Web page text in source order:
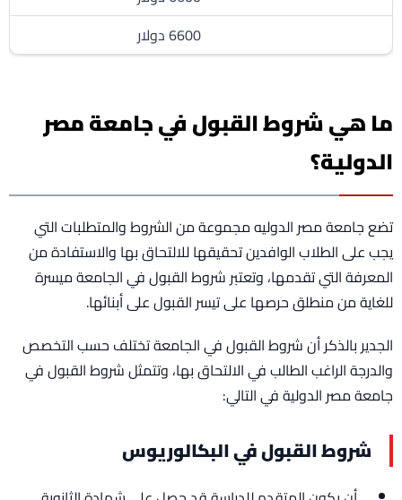
6600 دولار
ما هي شروط القبول في جامعة مصر
الدولية؟
تضع جامعة مصر الدوليه مجموعة من الشروط والمتطلبات التي
يجب على الطلاب الوافدين تحقيقها للالتحاق بها والاستفادة من
المعرفة التي تقدمها، وتعتبر شروط القبول في الجامعة ميسرة
للغاية من منطلق حرصها على تيسر القبول على أبنائها.
الجدير بالذكر أن شروط القبول في الجامعة تختلف حسب التخصص
والدرجة الراغب الطالب في الالتحاق بها، وتتمثل شروط القبول في
جامعة مصر الدولية في التالي:
شروط القبول في البكالوريوس